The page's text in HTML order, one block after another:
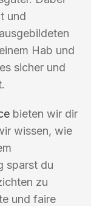
und
Hab und
sicher und
bieten wir dir
wissen, wie
sparst du
zu
und faire